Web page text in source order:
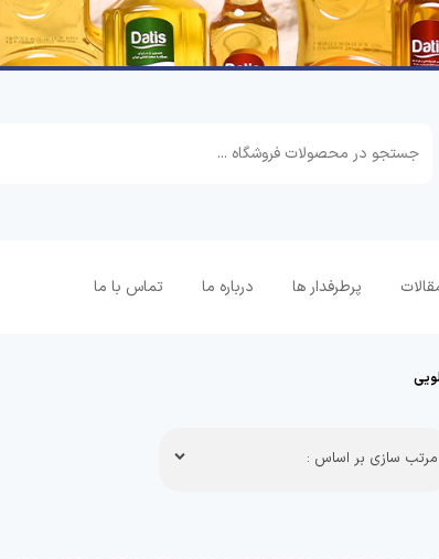
پرطرفدار ها درباره ما تماس با ما
مرتب سازی بر اساس :